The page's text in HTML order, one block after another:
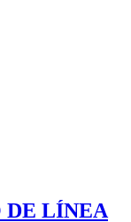
DE LÍNEA